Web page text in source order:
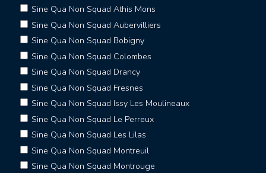
Sine Qua Non Squad Athis Mons
Sine Qua Non Squad Aubervilliers
Sine Qua Non Squad Bobigny
Sine Qua Non Squad Colombes
Sine Qua Non Squad Drancy
Sine Qua Non Squad Fresnes
Sine Qua Non Squad Issy Les Moulineaux
Sine Qua Non Squad Le Perreux
Sine Qua Non Squad Les Lilas
Sine Qua Non Squad Montreuil
Sine Qua Non Squad Montrouge